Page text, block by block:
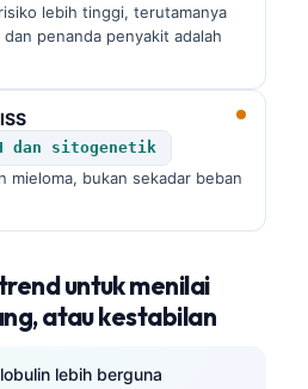
lebih tinggi, terutamanya
penanda penyakit adalah
dan sitogenetik
mieloma, bukan sekadar beban
untuk menilai
atau kestabilan
lebih berguna